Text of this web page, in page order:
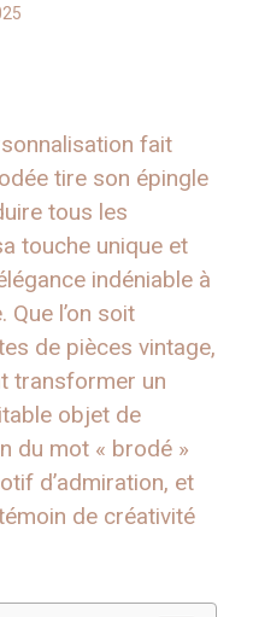
fait
tire son épingle
tous les
touche unique et
indéniable à
Que l’on soit
de pièces vintage,
transformer un
objet de
du mot « brodé »
d’admiration, et
de créativité